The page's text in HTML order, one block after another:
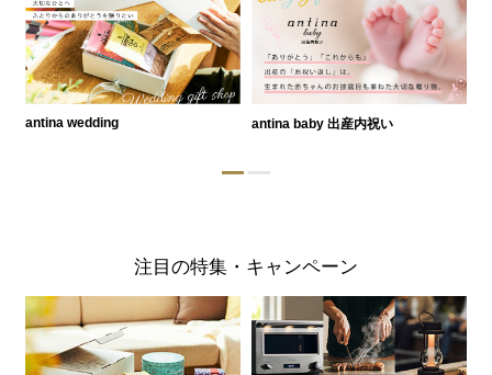
antina wedding antina baby 出産内祝い
注目の特集・キャンペーン